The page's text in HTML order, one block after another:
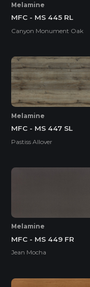
Melamine
MFC - MS 445 RL
Canyon Monument Oak
Melamine
MFC - MS 447 SL
Pastiss Allover
Melamine
MFC - MS 449 FR
Jean Mocha